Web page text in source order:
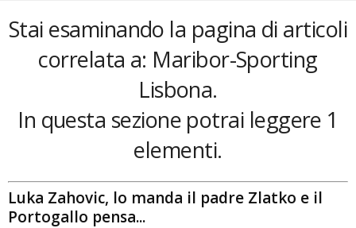
Stai esaminando la pagina di articoli
correlata a: Maribor-Sporting
Lisbona.
In questa sezione potrai leggere 1
elementi.
Luka Zahovic, lo manda il padre Zlatko e il
Portogallo pensa...